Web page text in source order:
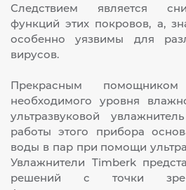
Следствием является
функций этих покровов, а,
особенно уязвимы для
вирусов.
Прекрасным
необходимого уровня
ультразвуковой
работы этого прибора
воды в пар при помощи
Увлажнители Timberk
решений с точки